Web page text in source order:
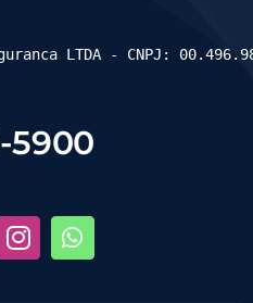
5900
LTDA - CNPJ: